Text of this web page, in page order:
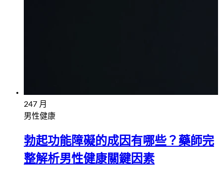
247 月
男性健康
勃起功能障礙的成因有哪些？藥師完
整解析男性健康關鍵因素